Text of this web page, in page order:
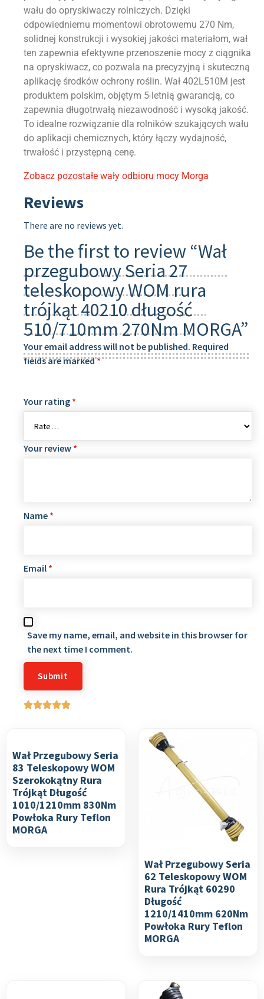
wału do opryskiwaczy rolniczych. Dzięki
odpowiedniemu momentowi obrotowemu 270 Nm,
solidnej konstrukcji i wysokiej jakości materiałom, wał
ten zapewnia efektywne przenoszenie mocy z ciągnika
na opryskiwacz, co pozwala na precyzyjną i skuteczną
aplikację środków ochrony roślin. Wał 402L510M jest
produktem polskim, objętym 5-letnią gwarancją, co
zapewnia długotrwałą niezawodność i wysoką jakość.
To idealne rozwiązanie dla rolników szukających wału
do aplikacji chemicznych, który łączy wydajność,
trwałość i przystępną cenę.
Zobacz pozostałe wały odbioru mocy Morga
Reviews
There are no reviews yet.
Be the first to review “Wał
przegubowy Seria 27
teleskopowy WOM rura
trójkąt 40210 długość
510/710mm 270Nm MORGA”
Your email address will not be published. Required
fields are marked*
Your rating *
Your review *
Name *
Email *
Save my name, email, and website in this browser for
the next time I comment.
Wał Przegubowy Seria
83 Teleskopowy WOM
Szerokokątny Rura
Trójkąt Długość
1010/1210mm 830Nm
Powłoka Rury Teflon
MORGA
Wał Przegubowy Seria
62 Teleskopowy WOM
Rura Trójkąt 60290
Długość
1210/1410mm 620Nm
Powłoka Rury Teflon
MORGA